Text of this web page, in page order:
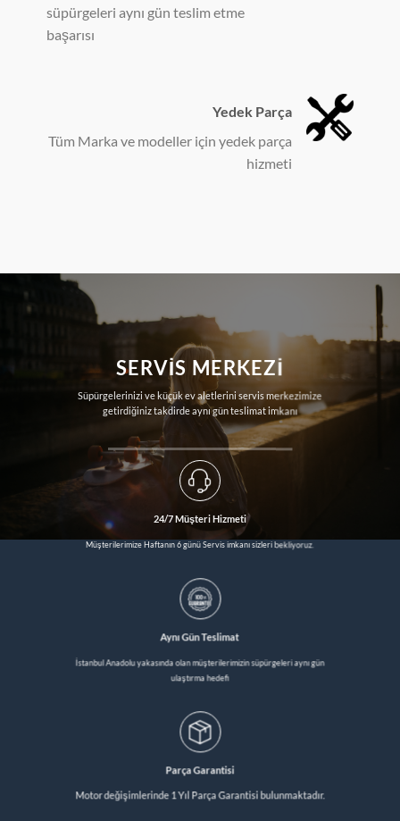
süpürgeleri aynı gün teslim etme
başarısı
Yedek Parça
Tüm Marka ve modeller için yedek parça
hizmeti
SERVIS MERKEZI
Süpürgelerinizi ve küçük ev aletlerini servis merkezimize
getirdiğiniz takdirde aynı gün teslimat imkanı
24/7 Müşteri Hizmeti
Müşterilerimize Haftanın 6 günü Servis imkanı sizleri bekliyoruz.
Aynı Gün Teslimat
İstanbul Anadolu yakasında olan müşterilerimizin süpürgeleri aynı gün
ulaştırma hedefi
Parça Garantisi
Motor değişimlerinde 1 Yıl Parça Garantisi bulunmaktadır.